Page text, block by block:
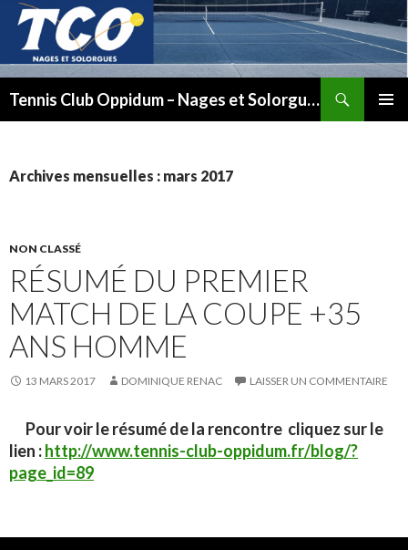
Tennis Club Oppidum – Nages et Solorgues
Archives mensuelles : mars 2017
NON CLASSÉ
RÉSUMÉ DU PREMIER
MATCH DE LA COUPE +35
ANS HOMME
13 MARS 2017 DOMINIQUE RENAC LAISSER UN COMMENTAIRE
Pour voir le résumé de la rencontre cliquez sur le
lien :http://www.tennis-club-oppidum.fr/blog/?
page_id=89